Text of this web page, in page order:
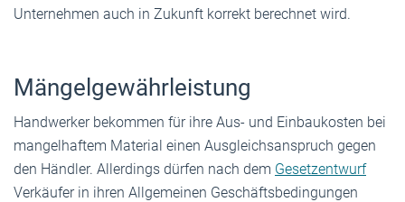
Unternehmen auch in Zukunft korrekt berechnet wird.
Mängelgewährleistung
Handwerker bekommen für ihre Aus- und Einbaukosten bei
mangelhaftem Material einen Ausgleichsanspruch gegen
den Händler. Allerdings dürfen nach dem Gesetzentwurf
Verkäufer in ihren Allgemeinen Geschäftsbedingungen